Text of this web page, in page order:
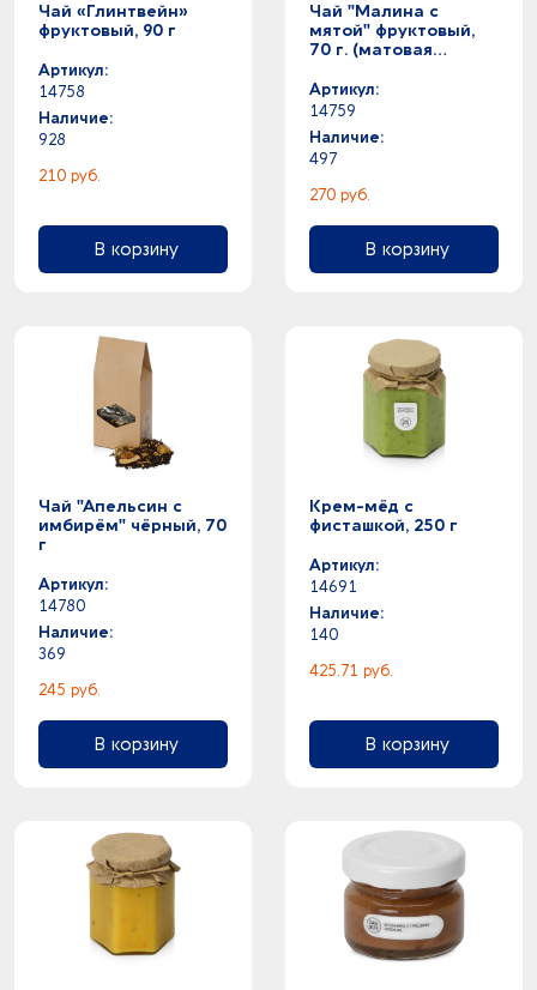
Чай «Глинтвейн»
фруктовый, 90 г
Артикул:
14758
Наличие:
928
210 руб.
В корзину
Чай "Малина с
мятой" фруктовый,
70 г. (матовая
Артикул:
14759
Наличие:
497
270 руб.
В корзину
Чай "Апельсин с
имбирём" чёрный, 70
г
Артикул:
14780
Наличие:
369
245 руб.
В корзину
Крем-мёд с
фисташкой, 250 г
Артикул:
14691
Наличие:
140
425.71 руб.
В корзину